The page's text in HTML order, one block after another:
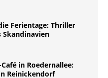
Ferientage: Thriller
Skandinavien
in Roedernallee:
Reinickendorf